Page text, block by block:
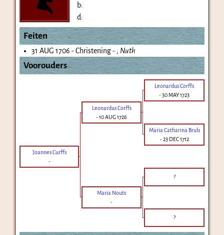
b:
d:
Feiten
31 AUG 1706 - Christening - ; Nuth
Voorouders
Leonardus Corffs
-30 MAY 1723
Leonardus Corffs
-10 AUG 1726
Maria Catharina Bruls
-23 DEC 1712
Joannes Curffs
-
?
Maria Nouts
-
?